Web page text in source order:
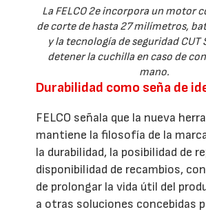
La FELCO 2e incorpora un motor
de corte de hasta 27 milímetros,
y la tecnología de seguridad CUT
detener la cuchilla en caso de
mano.
Durabilidad como seña de
FELCO señala que la nueva
mantiene la filosofía de la
la durabilidad, la posibilidad de
disponibilidad de recambios,
de prolongar la vida útil del
a otras soluciones concebidas